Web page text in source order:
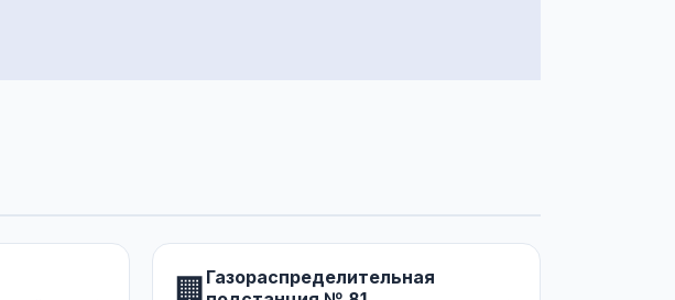
🏢 Газораспределительная